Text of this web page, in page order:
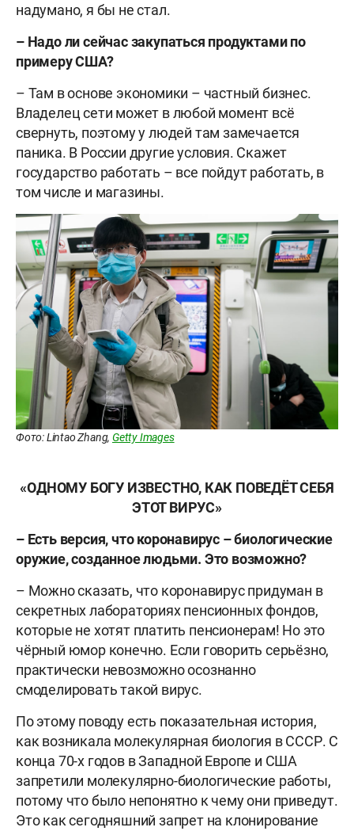
надумано, я бы не стал.
– Надо ли сейчас закупаться продуктами по
примеру США?
– Там в основе экономики – частный бизнес.
Владелец сети может в любой момент всё
свернуть, поэтому у людей там замечается
паника. В России другие условия. Скажет
государство работать – все пойдут работать, в
том числе и магазины.
Фото: Lintao Zhang, Getty Images
«ОДНОМУ БОГУ ИЗВЕСТНО, КАК ПОВЕДЁТ СЕБЯ
ЭТОТ ВИРУС»
– Есть версия, что коронавирус – биологические
оружие, созданное людьми. Это возможно?
– Можно сказать, что коронавирус придуман в
секретных лабораториях пенсионных фондов,
которые не хотят платить пенсионерам! Но это
чёрный юмор конечно. Если говорить серьёзно,
практически невозможно осознанно
смоделировать такой вирус.
По этому поводу есть показательная история,
как возникала молекулярная биология в СССР. С
конца 70-х годов в Западной Европе и США
запретили молекулярно-биологические работы,
потому что было непонятно к чему они приведут.
Это как сегодняшний запрет на клонирование